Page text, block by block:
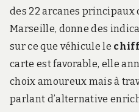
des 22 arcanes principaux
Marseille, donne des
sur ce que véhicule le
carte est favorable, elle
choix amoureux mais à
parlant d’alternative